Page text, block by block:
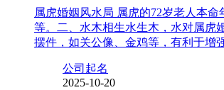
属虎婚姻风水局 属虎的72岁老人本
等。二、水木相生水生木，水对属虎
摆件，如关公像、金鸡等，有利于增
公司起名
2025-10-20